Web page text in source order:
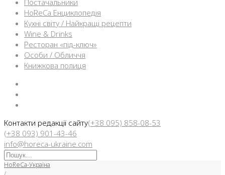
Постачальники
HoReCa Енциклопедія
Кухні світу / Найкращі рецепти
Wine & Drinks
Ресторан «під-ключ»
Особи / Обличчя
Книжкова полиця
Контакти редакції сайту(+38 095) 858-08-53
(+38 093) 901-43-46
info@horeca-ukraine.com
Искать:
HoReCa-Україна